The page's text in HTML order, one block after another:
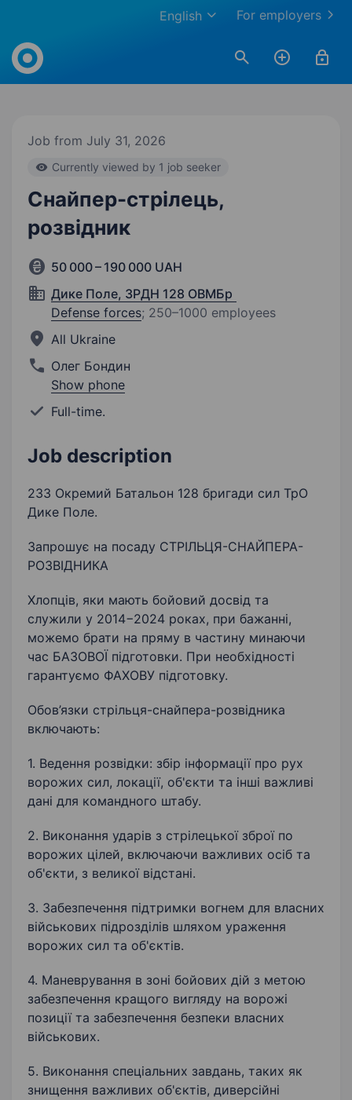
For employers
English
Work.ua
Job from July 31, 2026
Currently viewed by 1 job seeker
Снайпер-стрілець,
розвідник
50 000 – 190 000 UAH
Дике Поле, ЗРДН 128 ОВМБр
Defense forces; 250–1000 employees
All Ukraine
Олег Бондин
Show phone
Full-time.
Job description
233 Окремий Батальон 128 бригади сил ТрО
Дике Поле.
Запрошує на посаду СТРІЛЬЦЯ-СНАЙПЕРА-
РОЗВІДНИКА
Хлопців, яки мають бойовий досвід та
служили у 2014−2024 роках, при бажанні,
можемо брати на пряму в частину минаючи
час БАЗОВОЇ підготовки. При необхідності
гарантуємо ФАХОВУ підготовку.
Обов’язки стрільця-снайпера-розвідника
включають:
1. Ведення розвідки: збір інформації про рух
ворожих сил, локації, об'єкти та інші важливі
дані для командного штабу.
2. Виконання ударів з стрілецької зброї по
ворожих цілей, включаючи важливих осіб та
об'єкти, з великої відстані.
3. Забезпечення підтримки вогнем для власних
військових підрозділів шляхом ураження
ворожих сил та об'єктів.
4. Маневрування в зоні бойових дій з метою
забезпечення кращого вигляду на ворожі
позиції та забезпечення безпеки власних
військових.
5. Виконання спеціальних завдань, таких як
знищення важливих об'єктів, диверсійні